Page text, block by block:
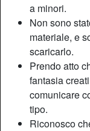
a minori.
Non sono
materiale, e
scaricarlo.
Prendo atto
fantasia
comunicare
tipo.
Riconosco
person_pin Descrizione
Vieni a
quel momento
che sono
scendere, ne
Sta cercando